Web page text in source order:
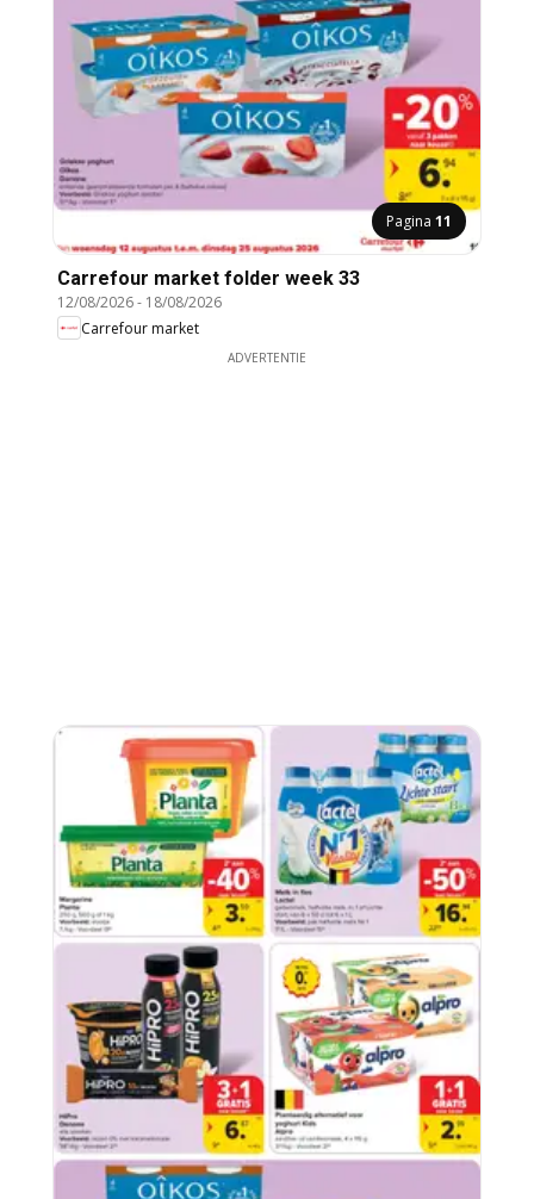
Pagina 11
Carrefour market folder week 33
12/08/2026- 18/08/2026
Carrefour market
ADVERTENTIE